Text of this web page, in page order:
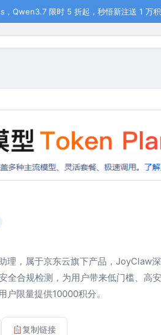
Qwen3.7 限时 5 折起，秒悟新注送 1 万
理，属于京东云旗下产品，JoyClaw
全合规检测，为用户带来低门槛、高
限量提供10000积分。
复制链接